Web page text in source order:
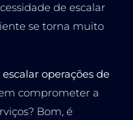
de escalar
se torna muito
escalar operações de
comprometer a
Bom, é